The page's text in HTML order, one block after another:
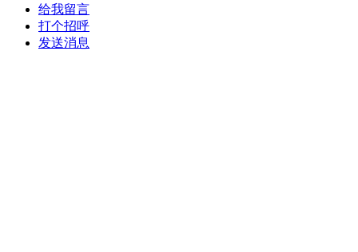
给我留言
打个招呼
发送消息